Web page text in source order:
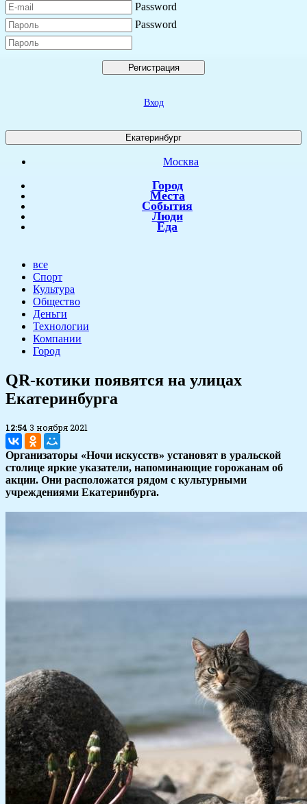
Password
Password
Регистрация
Вход
Екатеринбург
Москва
Город
Места
События
Люди
Еда
все
Спорт
Культура
Общество
Деньги
Технологии
Компании
Город
QR-котики появятся на улицах
Екатеринбурга
12:54 3 ноября 2021
Организаторы «Ночи искусств» установят в уральской
столице яркие указатели, напоминающие горожанам об
акции. Они расположатся рядом с культурными
учреждениями Екатеринбурга.